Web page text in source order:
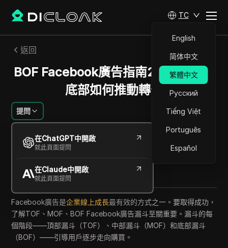
TC
English
简体中文
繁體中文
Русский
Tiếng Việt
Português
Español
返回
BOF Facebook廣告指南2025：漏斗
底部如何推動轉化
提問
在ChatGPT中開啟
就此頁面提問
在Claude中開啟
就此頁面提問
傑西卡沃德爾
2025年9月 9 分鐘 閱讀
Copy Link
Facebook廣告是企業線上成長最有效的方式之一。要取得成功，
了解TOF、MOF、BOF Facebook廣告漏斗至關重要。漏斗的每
個階段——頂部漏斗（TOF）、中部漏斗（MOF）和底部漏斗
（BOF）——引導用戶逐步走向購買。